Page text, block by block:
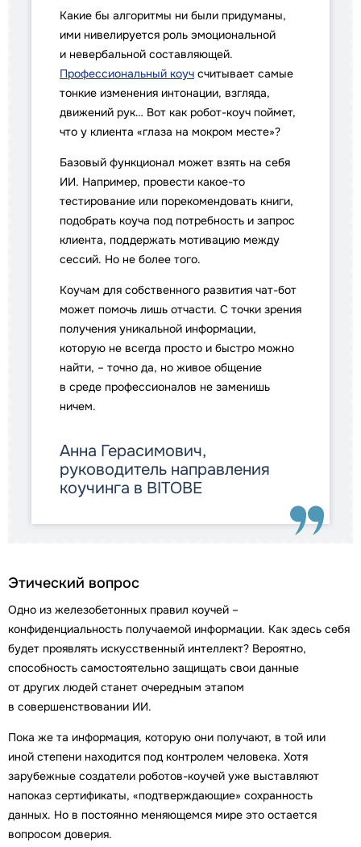
Какие бы алгоритмы ни были придуманы,
ими нивелируется роль эмоциональной
и невербальной составляющей.
Профессиональный коуч считывает самые
тонкие изменения интонации, взгляда,
движений рук… Вот как робот-коуч поймет,
что у клиента «глаза на мокром месте»?
Базовый функционал может взять на себя
ИИ. Например, провести какое-то
тестирование или порекомендовать книги,
подобрать коуча под потребность и запрос
клиента, поддержать мотивацию между
сессий. Но не более того.
Коучам для собственного развития чат-бот
может помочь лишь отчасти. С точки зрения
получения уникальной информации,
которую не всегда просто и быстро можно
найти, – точно да, но живое общение
в среде профессионалов не заменишь
ничем.
Анна Герасимович,
руководитель направления
коучинга в BITOBE
Этический вопрос
Одно из железобетонных правил коучей –
конфиденциальность получаемой информации. Как здесь себя
будет проявлять искусственный интеллект? Вероятно,
способность самостоятельно защищать свои данные
от других людей станет очередным этапом
в совершенствовании ИИ.
Пока же та информация, которую они получают, в той или
иной степени находится под контролем человека. Хотя
зарубежные создатели роботов-коучей уже выставляют
напоказ сертификаты, «подтверждающие» сохранность
данных. Но в постоянно меняющемся мире это остается
вопросом доверия.